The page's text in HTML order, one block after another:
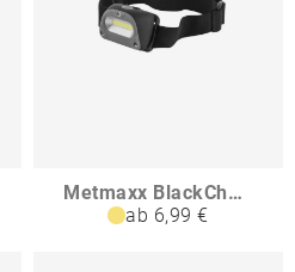
Metmaxx BlackChargeHeadgear
ab 6,99 €